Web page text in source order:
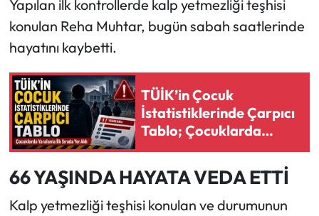
Yapılan ilk kontrollerde kalp yetmezliği teşhisi
konulan Reha Muhtar, bugün sabah saatlerinde
hayatını kaybetti.
TÜİK’in Çocuk
İstatistiklerinde Çarpıcı
Tablo; Çocuklarda
Yaralama İlk Sırada Yer
66 YAŞINDA HAYATA VEDA ETTİ
Kalp yetmezliği teşhisi konulan ve durumunun
Teknoloji